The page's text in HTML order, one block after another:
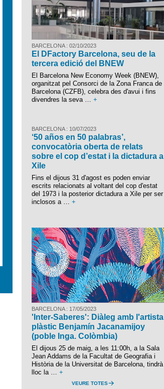
BARCELONA : 02/10/2023
El DFactory Barcelona, seu de la
tercera edició del BNEW
El Barcelona New Economy Week (BNEW),
organitzat pel Consorci de la Zona Franca de
Barcelona (CZFB), celebra des d'avui i fins
divendres la seva … +
BARCELONA : 10/07/2023
‘50 años en 50 palabras’,
convocatòria oberta de relats
sobre el cop d’estat i la dictadura a
Xile
Fins el dijous 31 d'agost es poden enviar
escrits relacionats al voltant del cop d'estat
del 1973 i la posterior dictadura a Xile per ser
inclosos a … +
BARCELONA : 17/05/2023
'Inter-Saberes': Diàleg amb l'artista
plàstic Benjamín Jacanamijoy
(poble Inga. Colòmbia)
El dijous 25 de maig, a les 11:00h, a la Sala
Jean Addams de la Facultat de Geografia i
Història de la Universitat de Barcelona, tindrà
lloc la … +
VEURE TOTES